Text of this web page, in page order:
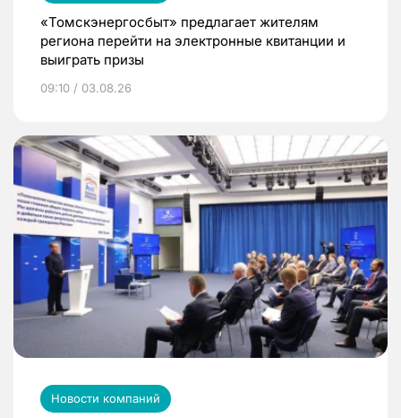
«Томскэнергосбыт» предлагает жителям
региона перейти на электронные квитанции и
выиграть призы
09:10 / 03.08.26
Новости компаний